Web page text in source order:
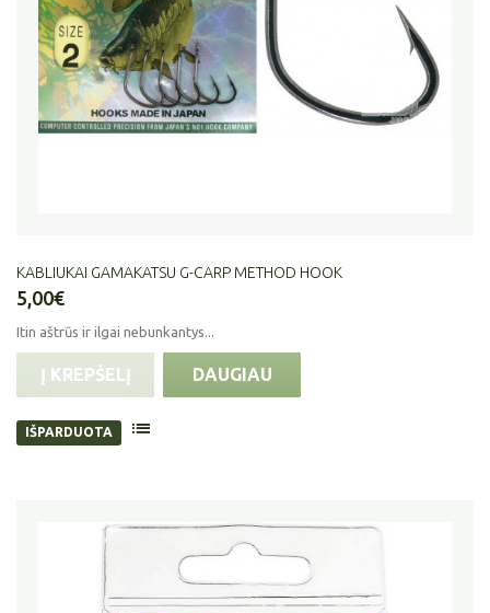
KABLIUKAI GAMAKATSU G-CARP METHOD HOOK
5,00€
Itin aštrūs ir ilgai nebunkantys...
Į KREPŠELĮ DAUGIAU
IŠPARDUOTA